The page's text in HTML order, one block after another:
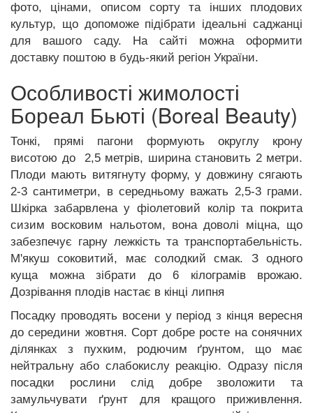
фото, цінами, описом сорту та інших плодових
культур, що допоможе підібрати ідеальні саджанці
для вашого саду. На сайті можна оформити
доставку поштою в будь-який регіон України.
Особливості жимолості
Бореал Бьюті (Boreal Beauty)
Тонкі, прямі пагони формують округлу крону
висотою до 2,5 метрів, ширина становить 2 метри.
Плоди мають витягнуту форму, у довжину сягають
2-3 сантиметри, в середньому важать 2,5-3 грами.
Шкірка забарвлена у фіолетовий колір та покрита
сизим восковим нальотом, вона доволі міцна, що
забезпечує гарну лежкість та транспортабельність.
М'якуш соковитий, має солодкий смак. З одного
куща можна зібрати до 6 кілограмів врожаю.
Дозрівання плодів настає в кінці липня
Посадку проводять восени у період з кінця вересня
до середини жовтня. Сорт добре росте на сонячних
ділянках з пухким, родючим ґрунтом, що має
нейтральну або слабокислу реакцію. Одразу після
посадки рослини слід добре зволожити та
замульчувати ґрунт для кращого приживлення.